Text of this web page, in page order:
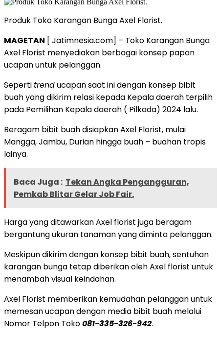
Produk Toko Karangan Bunga Axel Florist.
MAGETAN [ Jatimnesia.com] – Toko Karangan Bunga
Axel Florist menyediakan berbagai konsep papan
ucapan untuk pelanggan.
Seperti trenducapan saat ini dengan konsep bibit
buah yang dikirim relasi kepada Kepala daerah terpilih
pada Pemilihan Kepala daerah ( Pilkada) 2024 lalu.
Beragam bibit buah disiapkan Axel Florist, mulai
Mangga, Jambu, Durian hingga buah – buahan tropis
lainya.
Baca Juga : Tekan Angka Pengangguran,
Pemkab Blitar Gelar Job Fair.
Harga yang ditawarkan Axel florist juga beragam
bergantung ukuran tanaman yang diminta pelanggan.
Meskipun dikirim dengan konsep bibit buah, sentuhan
karangan bunga tetap diberikan oleh Axel florist untuk
menambah visual keindahan.
Axel Florist memberikan kemudahan pelanggan untuk
memesan ucapan dengan media bibit buah melalui
Nomor Telpon Toko081-335-326-942.